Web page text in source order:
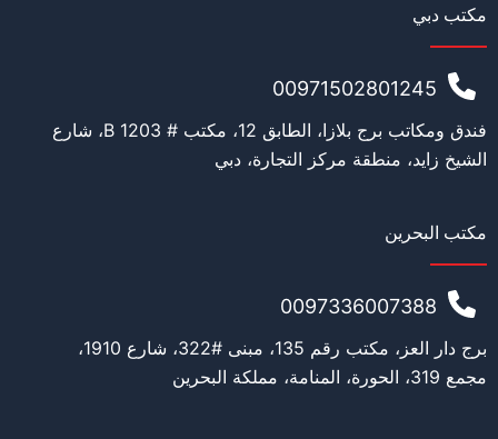
مكتب دبي
00971502801245
فندق ومكاتب برج بلازا، الطابق 12، مكتب # 1203 B، شارع
الشيخ زايد، منطقة مركز التجارة، دبي
مكتب البحرين
0097336007388
برج دار العز، مكتب رقم 135، مبنى #322، شارع 1910،
مجمع 319، الحورة، المنامة، مملكة البحرين